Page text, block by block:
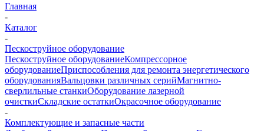
Главная
-
Каталог
-
Пескоструйное оборудование
Пескоструйное оборудованиеКомпрессорное
оборудованиеПриспособления для ремонта энергетического
оборудованияВальцовки различных серийМагнитно-
сверлильные станкиОборудование лазерной
очисткиСкладские остаткиОкрасочное оборудование
-
Комплектующие и запасные части